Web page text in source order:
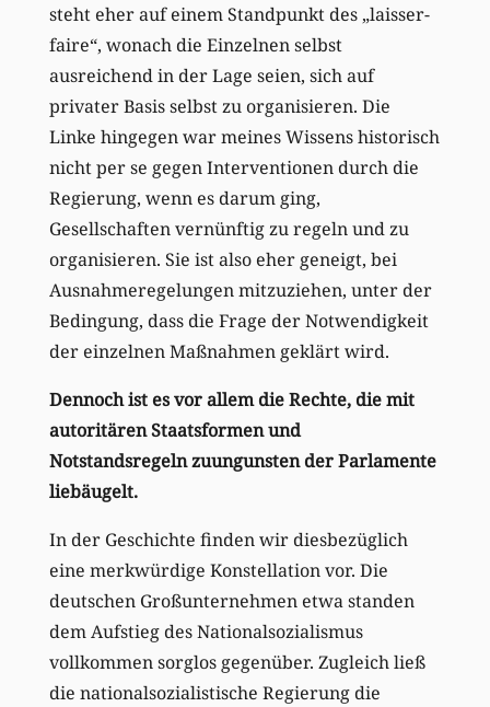
steht eher auf einem Standpunkt des „laisser-
faire“, wonach die Einzelnen selbst
ausreichend in der Lage seien, sich auf
privater Basis selbst zu organisieren. Die
Linke hingegen war meines Wissens historisch
nicht per se gegen Interventionen durch die
Regierung, wenn es darum ging,
Gesellschaften vernünftig zu regeln und zu
organisieren. Sie ist also eher geneigt, bei
Ausnahmeregelungen mitzuziehen, unter der
Bedingung, dass die Frage der Notwendigkeit
der einzelnen Maßnahmen geklärt wird.
Dennoch ist es vor allem die Rechte, die mit
autoritären Staatsformen und
Notstandsregeln zuungunsten der Parlamente
liebäugelt.
In der Geschichte finden wir diesbezüglich
eine merkwürdige Konstellation vor. Die
deutschen Großunternehmen etwa standen
dem Aufstieg des Nationalsozialismus
vollkommen sorglos gegenüber. Zugleich ließ
die nationalsozialistische Regierung die